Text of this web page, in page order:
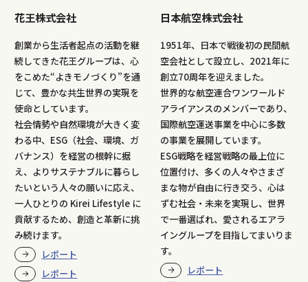
花王株式会社
創業から生活者起点の活動を継
続してきた花王グループは、心
をこめた“よきモノづくり”を通
じて、豊かな共生世界の実現を
使命としています。
社会情勢や自然環境が大きく変
わる中、ESG（社会、環境、ガ
バナンス）を経営の根幹に据
え、よりサステナブルに暮らし
たいという人々の願いに応え、
一人ひとりの Kirei Lifestyle に
貢献するため、創造と革新に挑
み続けます。
レポート
レポート
日本航空株式会社
1951年、日本で戦後初の民間航
空会社として設立し、2021年に
創立70周年を迎えました。
世界的な航空連合ワンワールド
アライアンスのメンバーであり、
国際航空運送事業を中心に多数
の事業を展開しています。
ESG戦略を経営戦略の最上位に
位置付け、多くの人々やさまざ
まな物が自由に行き交う、心は
ずむ社会・未来を実現し、世界
で一番選ばれ、愛されるエアラ
イングループを目指してまいりま
す。
レポート